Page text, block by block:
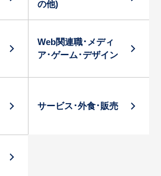
の他)
Web関連職･メディ
ア･ゲーム･デザイン
サービス･外食･販売